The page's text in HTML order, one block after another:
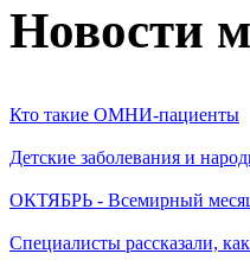
Новости
Кто такие ОМНИ-пациенты
Детские заболевания и
ОКТЯБРЬ - Всемирный
Специалисты рассказали,